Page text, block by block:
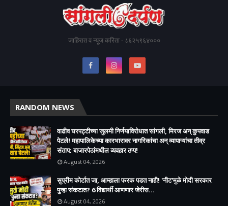
जाहिरात व न्यूज करिता - ८६२५९६४०००
RANDOM NEWS
वाढीव घरपट्टीच्या जुलमी निर्णयाविरोधात सांगली, मिरज अन् कुपवाड
पेटले! महापालिकेच्या कारभारावर नागरिकांचा अन् व्यापाऱ्यांचा तीव्र
संताप; बाजारपेठांमधील व्यवहार ठप्प!​
August 04, 2026
सुप्रीम कोर्टात जा, आम्हाला फरक पडत नाही! 'नीट'मुळे मोदी सरकार
पुन्हा संकटात? 6 विद्यार्थी आणणार जेरीस...
August 04, 2026